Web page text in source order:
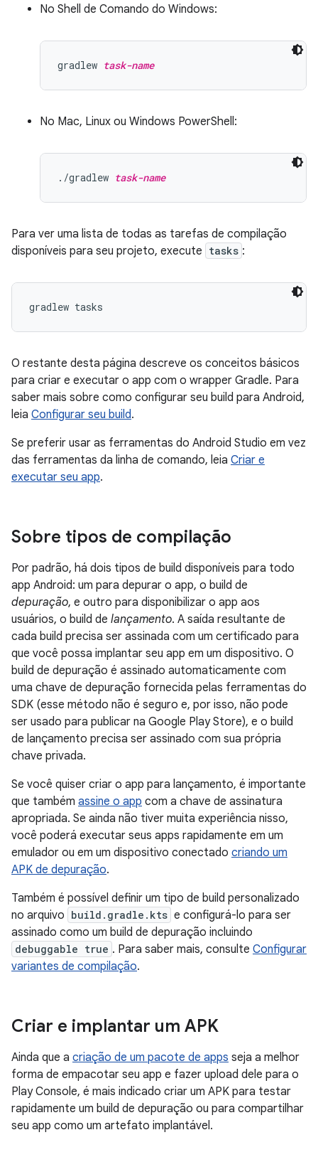
No Shell de Comando do Windows:
gradlew task-name
No Mac, Linux ou Windows PowerShell:
./gradlew task-name
Para ver uma lista de todas as tarefas de compilação
disponíveis para seu projeto, execute tasks :
O restante desta página descreve os conceitos básicos
para criar e executar o app com o wrapper Gradle. Para
saber mais sobre como configurar seu build para Android,
leia Configurar seu build.
Se preferir usar as ferramentas do Android Studio em vez
das ferramentas da linha de comando, leia Criar e
executar seu app.
Sobre tipos de compilação
Por padrão, há dois tipos de build disponíveis para todo
app Android: um para depurar o app, o build de
depuração, e outro para disponibilizar o app aos
usuários, o build de lançamento. A saída resultante de
cada build precisa ser assinada com um certificado para
que você possa implantar seu app em um dispositivo. O
build de depuração é assinado automaticamente com
uma chave de depuração fornecida pelas ferramentas do
SDK (esse método não é seguro e, por isso, não pode
ser usado para publicar na Google Play Store), e o build
de lançamento precisa ser assinado com sua própria
chave privada.
Se você quiser criar o app para lançamento, é importante
que também assine o app com a chave de assinatura
apropriada. Se ainda não tiver muita experiência nisso,
você poderá executar seus apps rapidamente em um
emulador ou em um dispositivo conectado criando um
APK de depuração.
Também é possível definir um tipo de build personalizado
no arquivo build.gradle.kts e configurá-lo para ser
assinado como um build de depuração incluindo
debuggable true . Para saber mais, consulte Configurar
variantes de compilação.
Criar e implantar um APK
Ainda que a criação de um pacote de apps seja a melhor
forma de empacotar seu app e fazer upload dele para o
Play Console, é mais indicado criar um APK para testar
rapidamente um build de depuração ou para compartilhar
seu app como um artefato implantável.